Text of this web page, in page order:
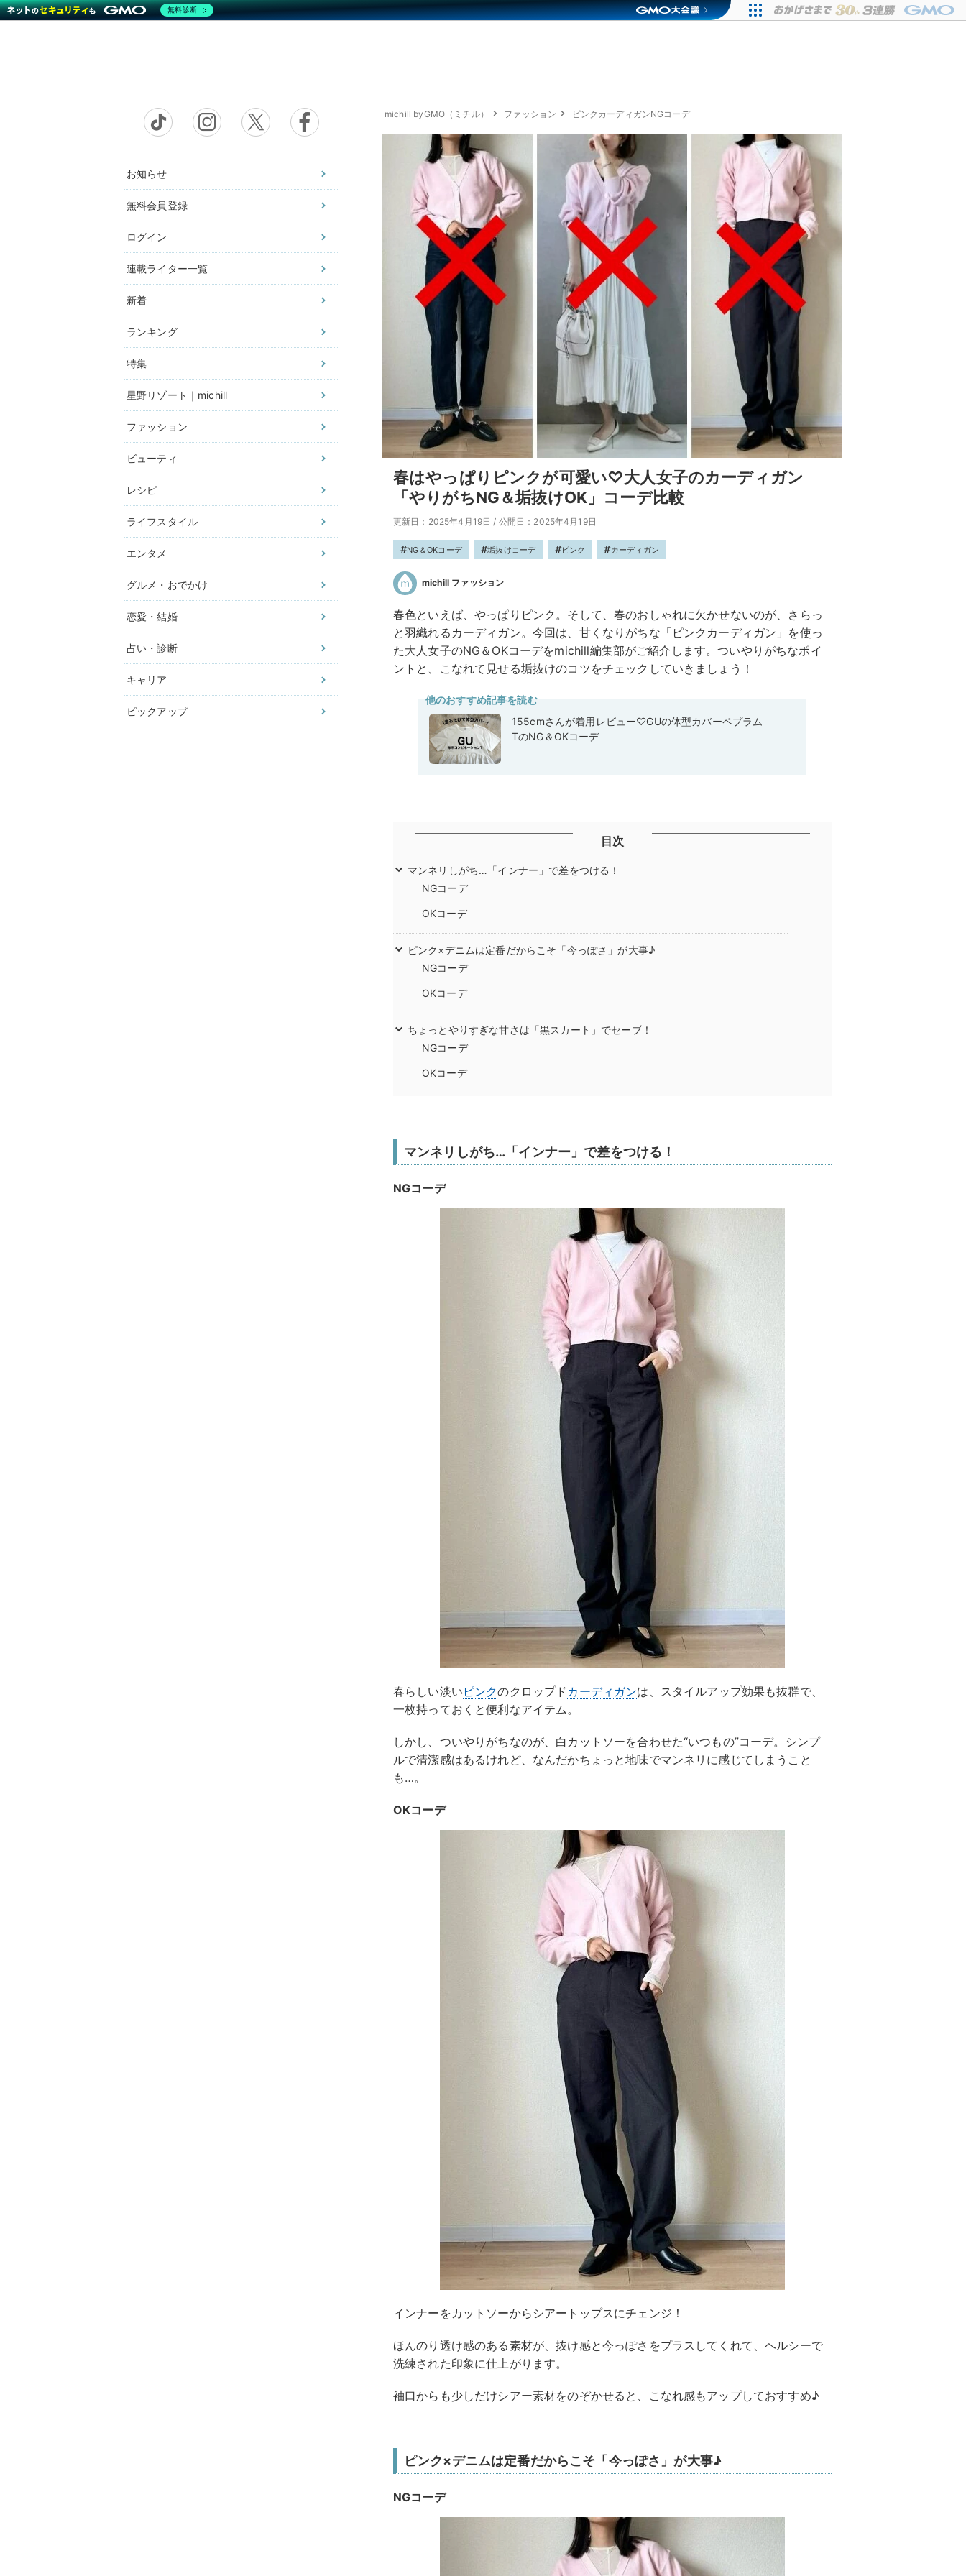
お知らせ
無料会員登録
ログイン
連載ライター一覧
新着
ランキング
特集
星野リゾート｜michill
ファッション
ビューティ
レシピ
ライフスタイル
エンタメ
グルメ・おでかけ
恋愛・結婚
占い・診断
キャリア
ピックアップ
michill byGMO（ミチル） ファッション ピンクカーディガンNGコーデ
春はやっぱりピンクが可愛い♡大人女子のカーディガン
「やりがちNG＆垢抜けOK」コーデ比較
更新日：2025年4月19日 / 公開日：2025年4月19日
NG＆OKコーデ 垢抜けコーデ ピンク カーディガン
michill ファッション
春色といえば、やっぱりピンク。そして、春のおしゃれに欠かせないのが、さらっ
と羽織れるカーディガン。今回は、甘くなりがちな「ピンクカーディガン」を使っ
た大人女子のNG＆OKコーデをmichill編集部がご紹介します。ついやりがちなポイ
ントと、こなれて見せる垢抜けのコツをチェックしていきましょう！
他のおすすめ記事を読む
155cmさんが着用レビュー♡GUの体型カバーペプラム
TのNG＆OKコーデ
目次
マンネリしがち…「インナー」で差をつける！
NGコーデ
OKコーデ
ピンク×デニムは定番だからこそ「今っぽさ」が大事♪
NGコーデ
OKコーデ
ちょっとやりすぎな甘さは「黒スカート」でセーブ！
NGコーデ
OKコーデ
マンネリしがち…「インナー」で差をつける！
NGコーデ
春らしい淡い ピンクのクロップド カーディガンは、スタイルアップ効果も抜群で、
一枚持っておくと便利なアイテム。
しかし、ついやりがちなのが、白カットソーを合わせた“いつもの”コーデ。シンプ
ルで清潔感はあるけれど、なんだかちょっと地味でマンネリに感じてしまうこと
も…。
OKコーデ
インナーをカットソーからシアートップスにチェンジ！
ほんのり透け感のある素材が、抜け感と今っぽさをプラスしてくれて、ヘルシーで
洗練された印象に仕上がります。
袖口からも少しだけシアー素材をのぞかせると、こなれ感もアップしておすすめ♪
ピンク×デニムは定番だからこそ「今っぽさ」が大事♪
NGコーデ
無料診断